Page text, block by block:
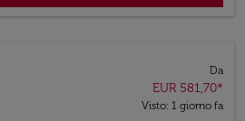
Da
EUR 581,70*
Visto: 1 giorno fa